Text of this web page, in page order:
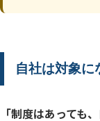
自社は対象に
「制度はあっても